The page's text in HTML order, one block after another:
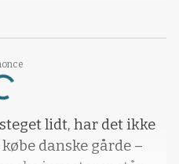
lidt, har det ikke
danske gårde –